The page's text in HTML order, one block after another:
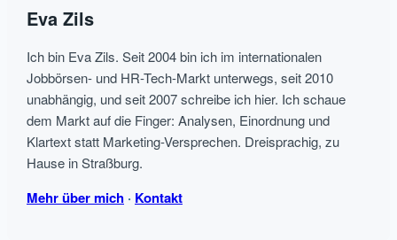
jetzt
auch
für
HR
Eva Zils
Ich bin Eva Zils. Seit 2004 bin ich im internationalen
Jobbörsen- und HR-Tech-Markt unterwegs, seit 2010
unabhängig, und seit 2007 schreibe ich hier. Ich schaue
dem Markt auf die Finger: Analysen, Einordnung und
Klartext statt Marketing-Versprechen. Dreisprachig, zu
Hause in Straßburg.
Mehr über mich · Kontakt